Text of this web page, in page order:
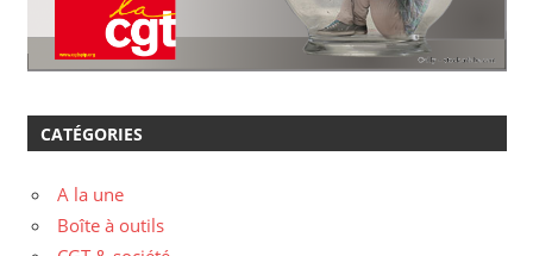
CATÉGORIES
A la une
Boîte à outils